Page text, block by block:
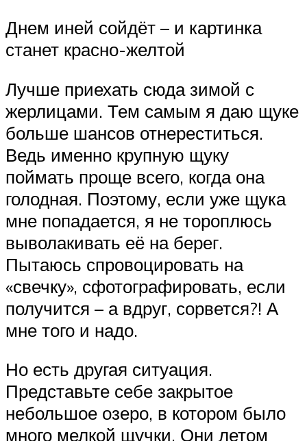
Днем иней сойдёт – и картинка
станет красно-желтой
Лучше приехать сюда зимой с
жерлицами. Тем самым я даю щуке
больше шансов отнереститься.
Ведь именно крупную щуку
поймать проще всего, когда она
голодная. Поэтому, если уже щука
мне попадается, я не тороплюсь
выволакивать её на берег.
Пытаюсь спровоцировать на
«свечку», сфотографировать, если
получится – а вдруг, сорвется?! А
мне того и надо.
Но есть другая ситуация.
Представьте себе закрытое
небольшое озеро, в котором было
много мелкой щучки. Они летом